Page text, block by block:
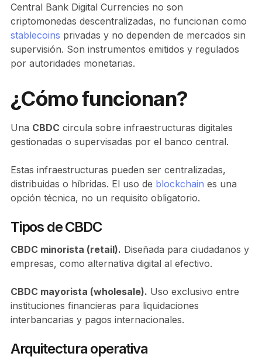
Central Bank Digital Currencies no son
criptomonedas descentralizadas, no funcionan como
stablecoins privadas y no dependen de mercados sin
supervisión. Son instrumentos emitidos y regulados
por autoridades monetarias.
¿Cómo funcionan?
Una CBDCcircula sobre infraestructuras digitales
gestionadas o supervisadas por el banco central.
Estas infraestructuras pueden ser centralizadas,
distribuidas o híbridas. El uso de blockchain es una
opción técnica, no un requisito obligatorio.
Tipos de CBDC
CBDC minorista (retail). Diseñada para ciudadanos y
empresas, como alternativa digital al efectivo.
CBDC mayorista (wholesale). Uso exclusivo entre
instituciones financieras para liquidaciones
interbancarias y pagos internacionales.
Arquitectura operativa